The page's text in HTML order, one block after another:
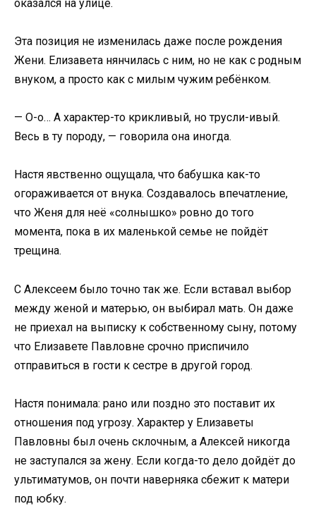
оказался на улице.
Эта позиция не изменилась даже после рождения
Жени. Елизавета нянчилась с ним, но не как с родным
внуком, а просто как с милым чужим ребёнком.
— О-о… А характер-то крикливый, но трусли-ивый.
Весь в ту породу, — говорила она иногда.
Настя явственно ощущала, что бабушка как-то
огораживается от внука. Создавалось впечатление,
что Женя для неё «солнышко» ровно до того
момента, пока в их маленькой семье не пойдёт
трещина.
С Алексеем было точно так же. Если вставал выбор
между женой и матерью, он выбирал мать. Он даже
не приехал на выписку к собственному сыну, потому
что Елизавете Павловне срочно приспичило
отправиться в гости к сестре в другой город.
Настя понимала: рано или поздно это поставит их
отношения под угрозу. Характер у Елизаветы
Павловны был очень склочным, а Алексей никогда
не заступался за жену. Если когда-то дело дойдёт до
ультиматумов, он почти наверняка сбежит к матери
под юбку.